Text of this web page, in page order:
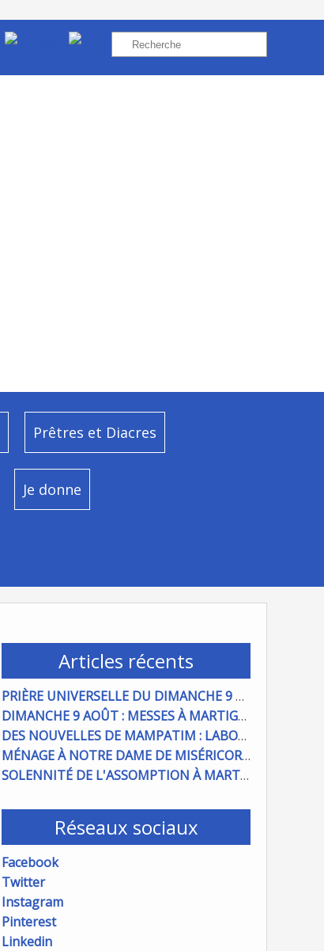
Prêtres et Diacres
Je donne
Articles récents
PRIÈRE UNIVERSELLE DU DIMANCHE 9 AOÜT
DIMANCHE 9 AOÛT : MESSES À MARTIGUES ET PORT DE BOUC
DES NOUVELLES DE MAMPATIM : LABOUR DU CHAMP PAROISSIAL
MÉNAGE À NOTRE DAME DE MISÉRICORDE : ON COMPTE SUR VOUS !
SOLENNITÉ DE L'ASSOMPTION À MARTIGUES ET PORT DE BOUC
Réseaux sociaux
Facebook
Twitter
Instagram
Pinterest
Linkedin